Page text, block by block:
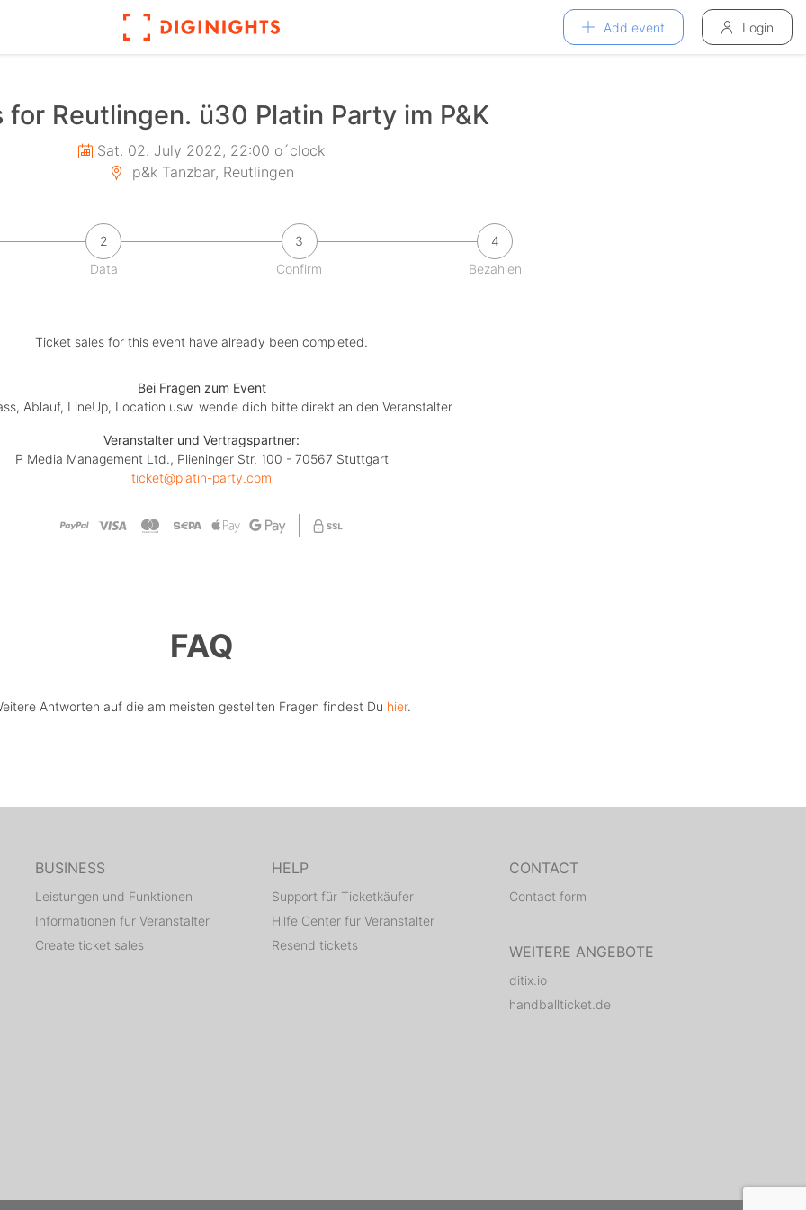
Add event Login
for Reutlingen. ü30 Platin Party im P&K
Sat. 02. July 2022, 22:00 o´clock
p&k Tanzbar, Reutlingen
2
Data
3
Confirm
4
Bezahlen
Ticket sales for this event have already been completed.
Bei Fragen zum Event
Ablauf, LineUp, Location usw. wende dich bitte direkt an den Veranstalter
Veranstalter und Vertragspartner:
P Media Management Ltd., Plieninger Str. 100 - 70567 Stuttgart
ticket@platin-party.com
FAQ
Antworten auf die am meisten gestellten Fragen findest Du hier.
BUSINESS
Leistungen und Funktionen
Informationen für Veranstalter
Create ticket sales
HELP
Support für Ticketkäufer
Hilfe Center für Veranstalter
Resend tickets
CONTACT
Contact form
WEITERE ANGEBOTE
ditix.io
handballticket.de